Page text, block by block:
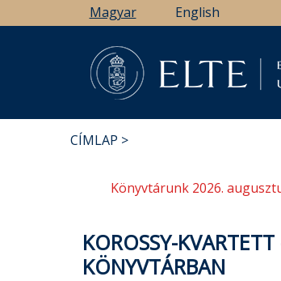
a
Magyar English
CÍMLAP
Könyvtárunk 2026.
KOROSSY-
KÖNYVTÁRBAN